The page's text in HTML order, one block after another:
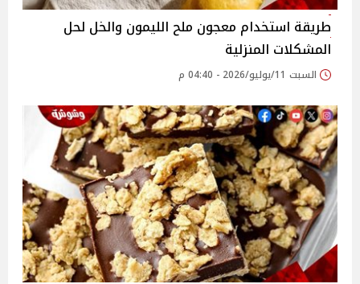
طريقة استخدام معجون ملح الليمون والخل لحل
المشكلات المنزلية
السبت 11/يوليو/2026 - 04:40 م